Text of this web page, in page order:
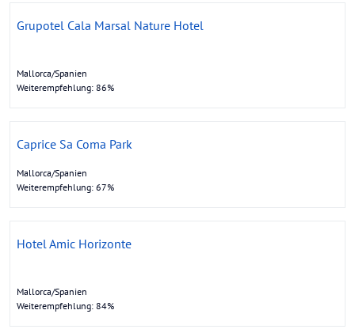
Grupotel Cala Marsal Nature Hotel
Mallorca/Spanien
Weiterempfehlung: 86%
Caprice Sa Coma Park
Mallorca/Spanien
Weiterempfehlung: 67%
Hotel Amic Horizonte
Mallorca/Spanien
Weiterempfehlung: 84%